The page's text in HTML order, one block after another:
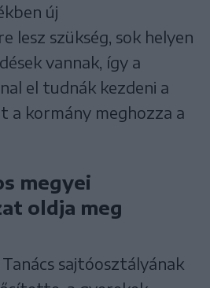
új
lesz szükség, sok helyen
vannak, így a
el tudnák kezdeni a
a kormány meghozza a
megyei
oldja meg
sajtóosztályának